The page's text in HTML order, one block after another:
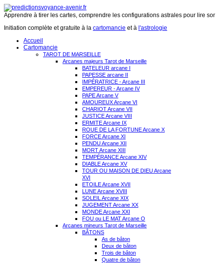
Apprendre à tirer les cartes, comprendre les configurations astrales pour lire
Initiation complète et gratuite à la cartomancie et à l'astrologie
Accueil
Cartomancie
TAROT DE MARSEILLE
Arcanes majeurs Tarot de Marseille
BATELEUR arcane I
PAPESSE arcane II
IMPÉRATRICE - Arcane III
EMPEREUR - Arcane IV
PAPE Arcane V
AMOUREUX Arcane VI
CHARIOT Arcane VII
JUSTICE Arcane VIII
ERMITE Arcane IX
ROUE DE LA FORTUNE Arcane X
FORCE Arcane XI
PENDU Arcane XII
MORT Arcane XIII
TEMPÉRANCE Arcane XIV
DIABLE Arcane XV
TOUR OU MAISON DE DIEU Arcane
XVI
ETOILE Arcane XVII
LUNE Arcane XVIII
SOLEIL Arcane XIX
JUGEMENT Arcane XX
MONDE Arcane XXI
FOU ou LE MAT Arcane O
Arcanes mineurs Tarot de Marseille
BÂTONS
As de bâton
Deux de bâton
Trois de bâton
Quatre de bâton